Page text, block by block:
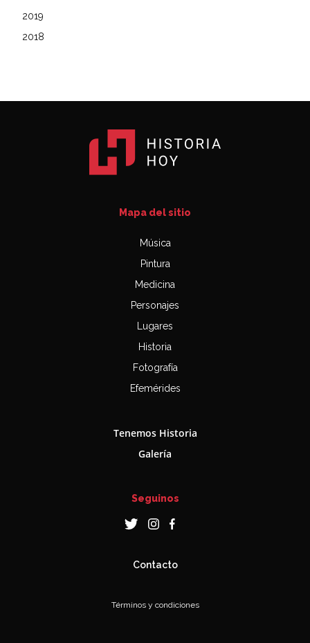
2019
2018
Mapa del sitio
Música
Pintura
Medicina
Personajes
Lugares
Historia
Fotografía
Efemérides
Tenemos Historia
Galería
Seguinos
Contacto
Términos y condiciones